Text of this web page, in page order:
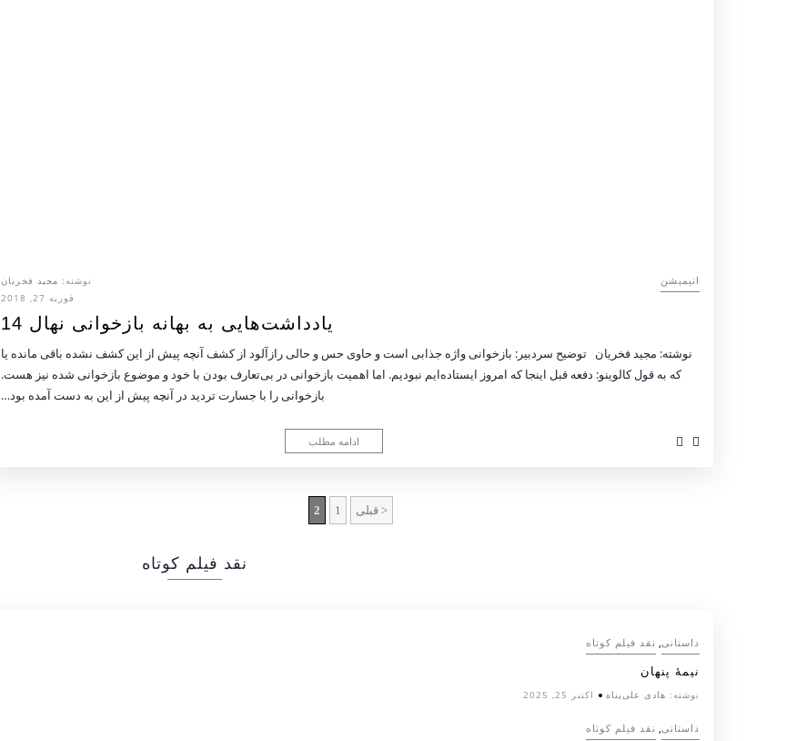
انیمیشن نوشته: مجید فخریان
فوریه 27, 2018
یادداشت‌هایی به بهانه بازخوانی نهال 14
نوشته: مجید فخریان توضیح سردبیر: بازخوانی واژه جذابی است و حاوی حس و حالی رازآلود از کشف آنچه پیش از این کشف نشده باقی مانده یا
که به قول کالوینو: دفعه قبل اینجا که امروز ایستاده‌ایم نبودیم. اما اهمیت بازخوانی در بی‌تعارف بودن با خود و موضوع بازخوانی شده نیز هست.
بازخوانی را با جسارت تردید در آنچه پیش از این به دست آمده بود…
ادامه مطلب
< قبلی 1
2
نقد فیلم کوتاه
داستانی, نقد فیلم کوتاه
نیمۀ پنهان
نوشته: هادی علی‌پناه اکتبر 25, 2025
داستانی, نقد فیلم کوتاه